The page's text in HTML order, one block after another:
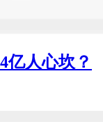
亿人心坎？